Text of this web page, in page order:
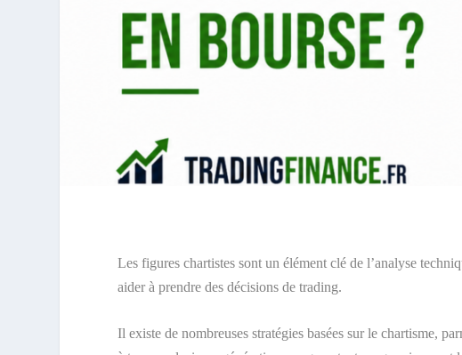
Les figures chartistes sont un élément clé de l’analyse
aider à prendre des décisions de trading.
Il existe de nombreuses stratégies basées sur le chartisme,